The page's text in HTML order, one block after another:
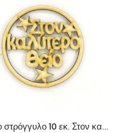
Ξύλινο στρόγγυλο 10 εκ. Στον καλύτερο θείο